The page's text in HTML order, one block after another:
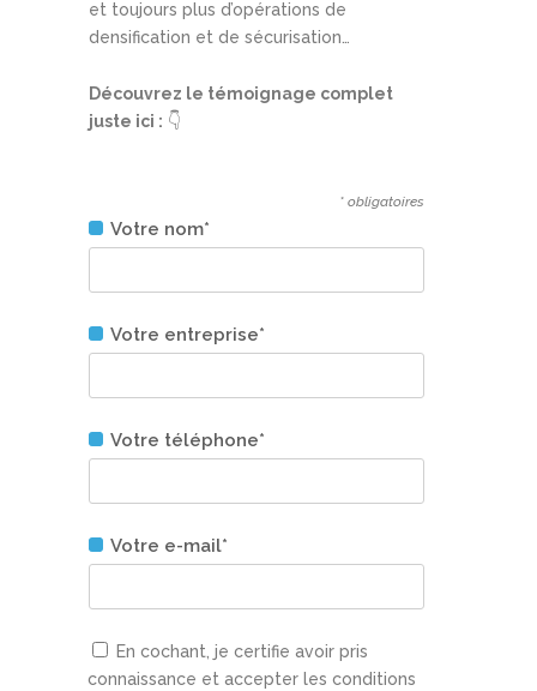
et toujours plus d’opérations de
densification et de sécurisation…
Découvrez le témoignage complet
juste ici : 👇
* obligatoires
Votre nom*
Votre entreprise*
Votre téléphone*
Votre e-mail*
En cochant, je certifie avoir pris
connaissance et accepter les conditions